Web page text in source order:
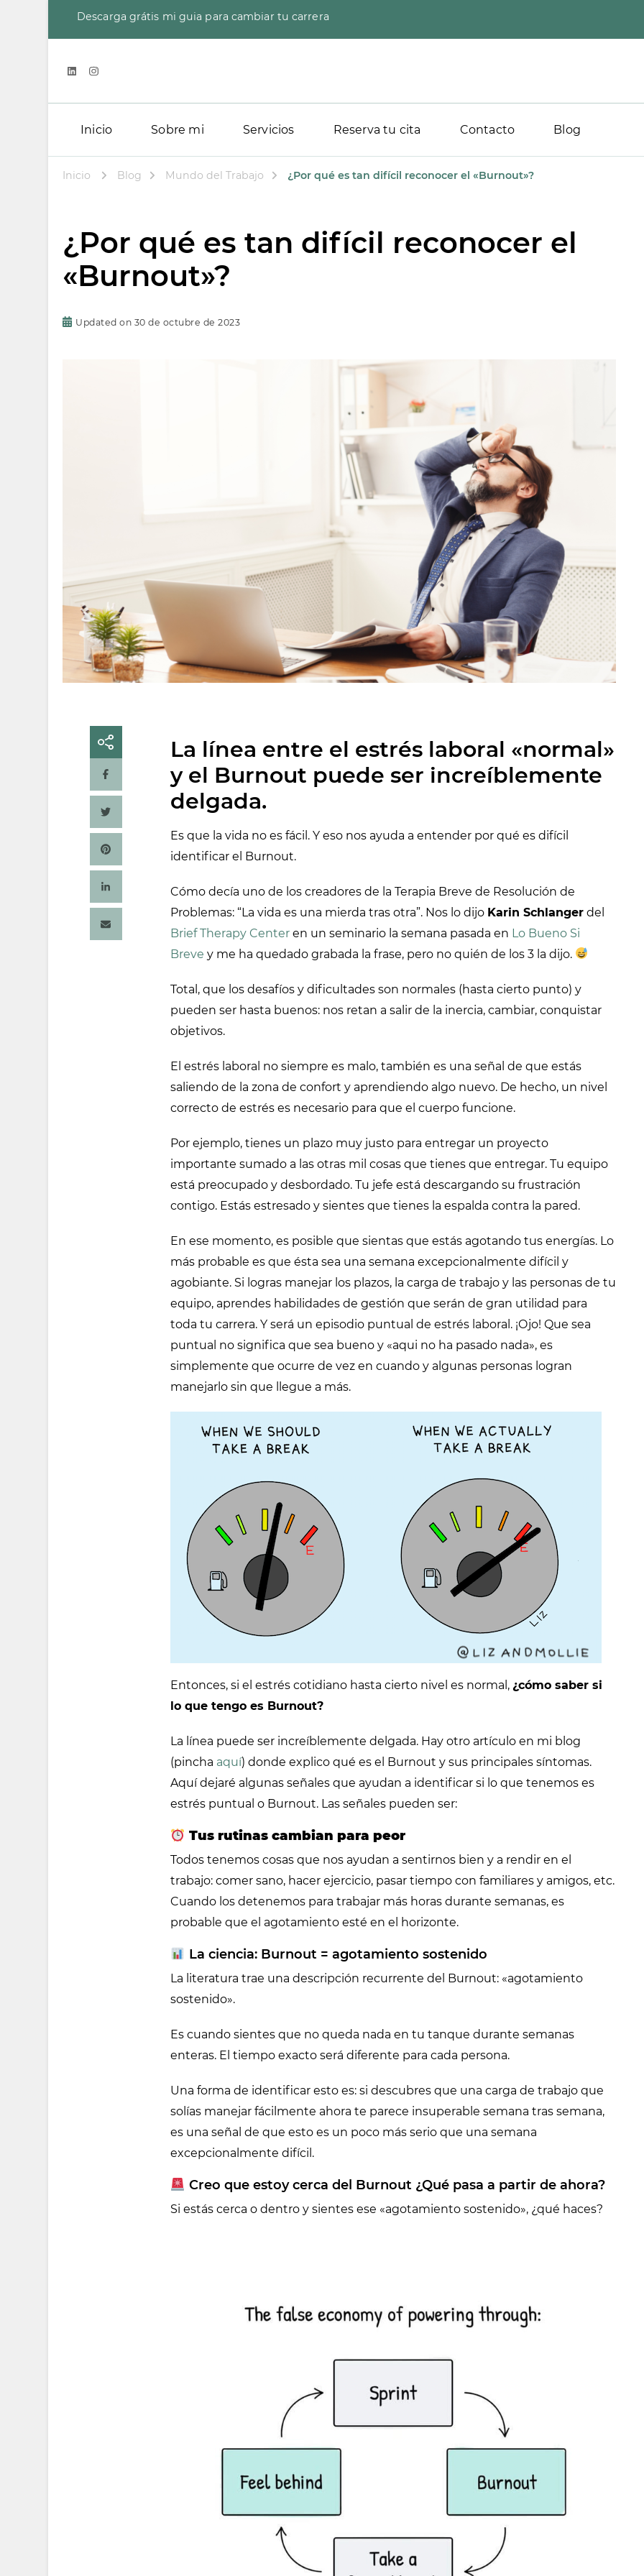
Descarga grátis mi guia para cambiar tu carrera
Inicio Sobre mi Servicios Reserva tu cita Contacto Blog
Inicio Blog Mundo del Trabajo ¿Por qué es tan difícil reconocer el «Burnout»?
¿Por qué es tan difícil reconocer el
«Burnout»?
Updated on 30 de octubre de 2023
La línea entre el estrés laboral «normal»
y el Burnout puede ser increíblemente
delgada.
Es que la vida no es fácil. Y eso nos ayuda a entender por qué es difícil
identificar el Burnout.
Cómo decía uno de los creadores de la Terapia Breve de Resolución de
Problemas: “La vida es una mierda tras otra”. Nos lo dijo Karin Schlanger del
Brief Therapy Center en un seminario la semana pasada en Lo Bueno Si
Breve y me ha quedado grabada la frase, pero no quién de los 3 la dijo.
Total, que los desafíos y dificultades son normales (hasta cierto punto) y
pueden ser hasta buenos: nos retan a salir de la inercia, cambiar, conquistar
objetivos.
El estrés laboral no siempre es malo, también es una señal de que estás
saliendo de la zona de confort y aprendiendo algo nuevo. De hecho, un nivel
correcto de estrés es necesario para que el cuerpo funcione.
Por ejemplo, tienes un plazo muy justo para entregar un proyecto
importante sumado a las otras mil cosas que tienes que entregar. Tu equipo
está preocupado y desbordado. Tu jefe está descargando su frustración
contigo. Estás estresado y sientes que tienes la espalda contra la pared.
En ese momento, es posible que sientas que estás agotando tus energías. Lo
más probable es que ésta sea una semana excepcionalmente difícil y
agobiante. Si logras manejar los plazos, la carga de trabajo y las personas de tu
equipo, aprendes habilidades de gestión que serán de gran utilidad para
toda tu carrera. Y será un episodio puntual de estrés laboral. ¡Ojo! Que sea
puntual no significa que sea bueno y «aqui no ha pasado nada», es
simplemente que ocurre de vez en cuando y algunas personas logran
manejarlo sin que llegue a más.
Entonces, si el estrés cotidiano hasta cierto nivel es normal, ¿cómo saber si
lo que tengo es Burnout?
La línea puede ser increíblemente delgada. Hay otro artículo en mi blog
(pincha aquí) donde explico qué es el Burnout y sus principales síntomas.
Aquí dejaré algunas señales que ayudan a identificar si lo que tenemos es
estrés puntual o Burnout. Las señales pueden ser:
Tus rutinas cambian para peor
Todos tenemos cosas que nos ayudan a sentirnos bien y a rendir en el
trabajo: comer sano, hacer ejercicio, pasar tiempo con familiares y amigos, etc.
Cuando los detenemos para trabajar más horas durante semanas, es
probable que el agotamiento esté en el horizonte.
La ciencia: Burnout = agotamiento sostenido
La literatura trae una descripción recurrente del Burnout: «agotamiento
sostenido».
Es cuando sientes que no queda nada en tu tanque durante semanas
enteras. El tiempo exacto será diferente para cada persona.
Una forma de identificar esto es: si descubres que una carga de trabajo que
solías manejar fácilmente ahora te parece insuperable semana tras semana,
es una señal de que esto es un poco más serio que una semana
excepcionalmente difícil.
Creo que estoy cerca del Burnout ¿Qué pasa a partir de ahora?
Si estás cerca o dentro y sientes ese «agotamiento sostenido», ¿qué haces?